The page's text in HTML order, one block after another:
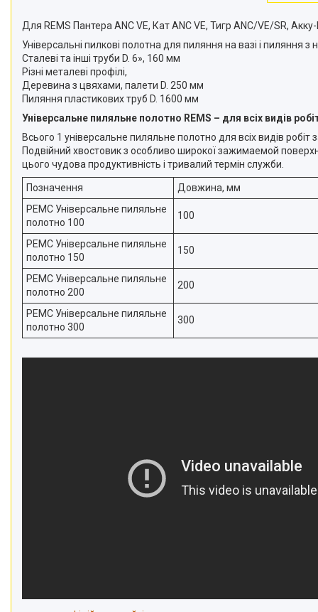
Для REMS Пантера ANC VE, Кат ANC VE, Тигр ANC/VE/SR, Акку-
Універсальні пилкові полотна для пиляння на вазі і пиляння
Сталеві та інші труби D. 6», 160 мм
Різні металеві профілі,
Деревина з цвяхами, палети D. 250 мм
Пиляння пластикових труб D. 1600 мм
Універсальне пиляльне полотно REMS – для всіх видів
Всього 1 універсальне пиляльне полотно для всіх видів робіт
Подвійний хвостовик з особливо широкої зажимаемой
цього чудова продуктивність і тривалий термін служби.
Позначення
Довжина, мм
РЕМС Універсальне пиляльне
полотно 100
100
РЕМС Універсальне пиляльне
полотно 150
150
РЕМС Універсальне пиляльне
полотно 200
200
РЕМС Універсальне пиляльне
полотно 300
300